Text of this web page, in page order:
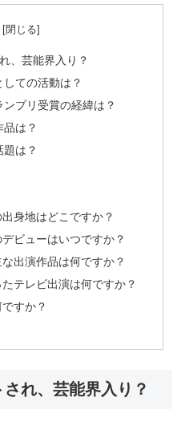
、芸能界入り？
ての活動は？
プリ受賞の経緯は？
は？
は？
身地はどこですか？
ビューはいつですか？
出演作品は何ですか？
テレビ出演は何ですか？
すか？
れ、芸能界入り？